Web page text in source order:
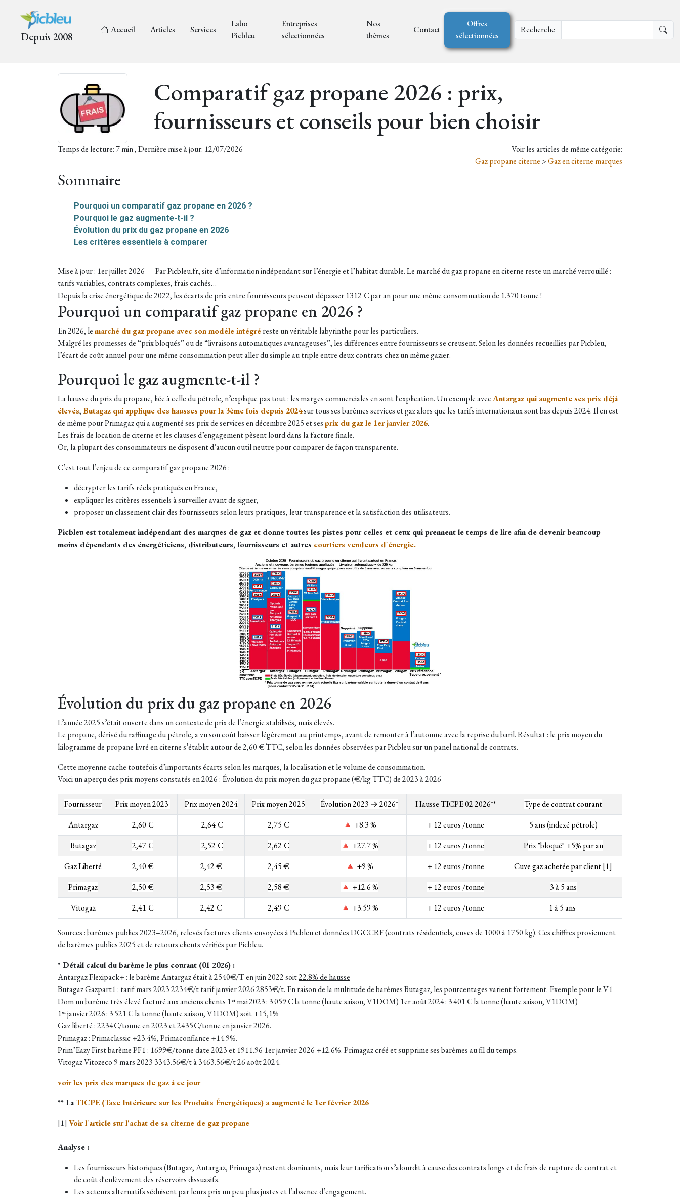
Depuis 2008
Accueil Articles Services
Labo
Picbleu
Entreprises
sélectionnées
Nos
thèmes
Contact
Offres
sélectionnées
Recherche
Comparatif gaz propane 2026 : prix,
fournisseurs et conseils pour bien choisir
Temps de lecture: 7 min , Dernière mise à jour: 12/07/2026
Voir les articles de même catégorie:
Gaz propane citerne >Gaz en citerne marques
Sommaire
Pourquoi un comparatif gaz propane en 2026 ?
Pourquoi le gaz augmente-t-il ?
Évolution du prix du gaz propane en 2026
Les critères essentiels à comparer
Mise à jour : 1er juillet 2026 — Par Picbleu.fr, site d’information indépendant sur l’énergie et l’habitat durable. Le marché du gaz propane en citerne reste un marché verrouillé :
tarifs variables, contrats complexes, frais cachés…
Depuis la crise énergétique de 2022, les écarts de prix entre fournisseurs peuvent dépasser 1312 € par an pour une même consommation de 1.370 tonne !
Pourquoi un comparatif gaz propane en 2026 ?
En 2026, lemarché du gaz propane avec son modèle intégréreste un véritable labyrinthe pour les particuliers.
Malgré les promesses de “prix bloqués” ou de “livraisons automatiques avantageuses”, les différences entre fournisseurs se creusent. Selon les données recueillies par Picbleu,
l’écart de coût annuel pour une même consommation peut aller du simple au triple entre deux contrats chez un même gazier.
Pourquoi le gaz augmente-t-il ?
La hausse du prix du propane, liée à celle du pétrole, n’explique pas tout : les marges commerciales en sont l'explication. Un exemple avecAntargaz qui augmente ses prix déjà
élevés,Butagaz qui applique des hausses pour la 3ème fois depuis 2024sur tous ses barèmes services et gaz alors que les tarifs internationaux sont bas depuis 2024. Il en est
de même pour Primagaz qui a augmenté ses prix de services en décembre 2025 et sesprix du gaz le 1er janvier 2026.
Les frais de location de citerne et les clauses d’engagement pèsent lourd dans la facture finale.
Or, la plupart des consommateurs ne disposent d’aucun outil neutre pour comparer de façon transparente.
C’est tout l’enjeu de ce comparatif gaz propane 2026 :
décrypter les tarifs réels pratiqués en France,
expliquer les critères essentiels à surveiller avant de signer,
proposer un classement clair des fournisseurs selon leurs pratiques, leur transparence et la satisfaction des utilisateurs.
Picbleu est totalement indépendant des marques de gaz et donne toutes les pistes pour celles et ceux qui prennent le temps de lire afin de devenir beaucoup
moins dépendants des énergéticiens, distributeurs, fournisseurs et autres courtiers vendeurs d'énergie.
Évolution du prix du gaz propane en 2026
L’année 2025 s’était ouverte dans un contexte de prix de l’énergie stabilisés, mais élevés.
Le propane, dérivé du raffinage du pétrole, a vu son coût baisser légèrement au printemps, avant de remonter à l’automne avec la reprise du baril. Résultat : le prix moyen du
kilogramme de propane livré en citerne s’établit autour de 2,60 € TTC, selon les données observées par Picbleu sur un panel national de contrats.
Cette moyenne cache toutefois d’importants écarts selon les marques, la localisation et le volume de consommation.
Voici un aperçu des prix moyens constatés en 2026 : Évolution du prix moyen du gaz propane (€/kg TTC) de 2023 à 2026
Fournisseur Prix moyen 2023 Prix moyen 2024 Prix moyen 2025 Évolution 2023 → 2026* Hausse TICPE 02 2026**
Type de contrat courant
Antargaz
2,60 € 2,64 € 2,75 € 🔺 +8.3 % + 12 euros /tonne
5 ans (indexé pétrole)
Butagaz
2,47 € 2,52 € 2,62 € 🔺 +27.7 % + 12 euros /tonne Prix "bloqué" +5% par an
Gaz Liberté
2,40 € 2,42 € 2,45 € 🔺 +9 % + 12 euros /tonne
Cuve gaz achetée par client [1]
Primagaz
2,50 € 2,53 € 2,58 € 🔺 +12.6 % + 12 euros /tonne
3 à 5 ans
Vitogaz
2,41 € 2,42 € 2,49 € 🔺 +3.59 % + 12 euros /tonne 1 à 5 ans
Sources : barèmes publics 2023–2026, relevés factures clients envoyées à Picbleu et données DGCCRF (contrats résidentiels, cuves de 1000 à 1750 kg).Ces chiffres proviennent
de barèmes publics 2025 et de retours clients vérifiés par Picbleu.
* Détail calcul du barème le plus courant (01 2026) :
Antargaz Flexipack+ : le barème Antargaz était à 2540€/T en juin 2022 soit22.8% de hausse
Butagaz Gazpart1 : tarif mars 2023 2234€/t tarif janvier 2026 2853€/t. En raison de la multitude de barèmes Butagaz, les pourcentages varient fortement. Exemple pour le V1
Dom un barème très élevé facturé aux anciens clients 1ᵉʳ mai 2023 : 3 059 € la tonne (haute saison, V1DOM) 1er août 2024 : 3 401 € la tonne (haute saison, V1DOM)
1ᵉʳ janvier 2026 : 3 521 € la tonne (haute saison, V1DOM)soit +15,1%
Gaz liberté : 2234€/tonne en 2023 et 2435€/tonne en janvier 2026.
Primagaz : Primaclassic +23.4%, Primaconfiance +14.9%.
Prim’Eazy First barème PF1 : 1699€/tonne date 2023 et 1911.96 1er janvier 2026 +12.6%. Primagaz créé et supprime ses barèmes au fil du temps.
Vitogaz Vitozeco 9 mars 2023 3343.56€/t à 3463.56€/t 26 août 2024.
voir les prix des marques de gaz à ce jour
** LaTICPE (Taxe Intérieure sur les Produits Énergétiques) a augmenté le 1er février 2026
[1] Voir l'article sur l'achat de sa citerne de gaz propane
Analyse :
Les fournisseurs historiques (Butagaz, Antargaz, Primagaz) restent dominants, mais leur tarification s’alourdit à cause des contrats longs et de frais de rupture de contrat et
de coût d'enlèvement des réservoirs dissuasifs.
Les acteurs alternatifs séduisent par leurs prix un peu plus justes et l’absence d’engagement.